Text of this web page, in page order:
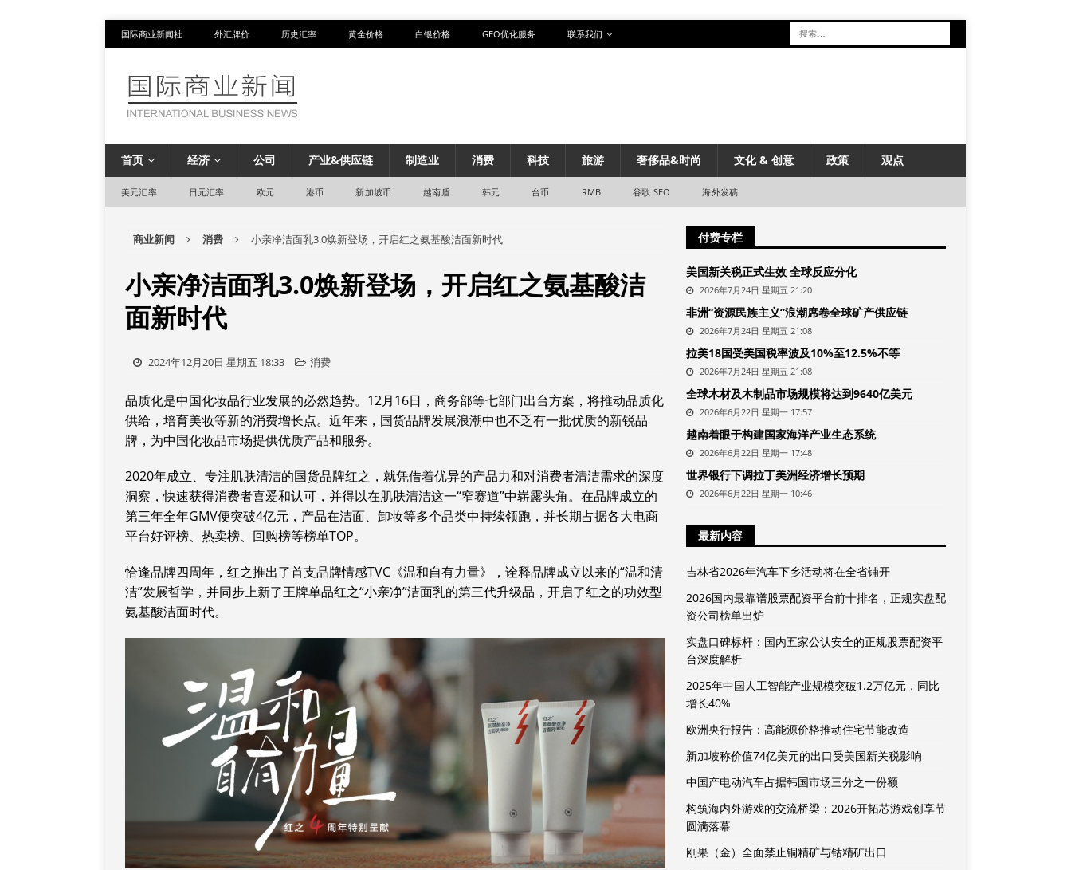
国际商业新闻社 外汇牌价 历史汇率 黄金价格 白银价格 GEO优化服务 联系我们
首页 经济 公司 产业&供应链 制造业 消费 科技 旅游 奢侈品&时尚 文化 & 创意 政策 观点
美元汇率 日元汇率 欧元 港币 新加坡币 越南盾 韩元 台币 RMB 谷歌 SEO 海外发稿
商业新闻 消费 小亲净洁面乳3.0焕新登场，开启红之氨基酸洁面新时代
小亲净洁面乳3.0焕新登场，开启红之氨基酸洁
面新时代
2024年12月20日 星期五 18:33 消费
品质化是中国化妆品行业发展的必然趋势。12月16日，商务部等七部门出台方案，将推动品质化
供给，培育美妆等新的消费增长点。近年来，国货品牌发展浪潮中也不乏有一批优质的新锐品
牌，为中国化妆品市场提供优质产品和服务。
2020年成立、专注肌肤清洁的国货品牌红之，就凭借着优异的产品力和对消费者清洁需求的深度
洞察，快速获得消费者喜爱和认可，并得以在肌肤清洁这一“窄赛道”中崭露头角。在品牌成立的
第三年全年GMV便突破4亿元，产品在洁面、卸妆等多个品类中持续领跑，并长期占据各大电商
平台好评榜、热卖榜、回购榜等榜单TOP。
恰逢品牌四周年，红之推出了首支品牌情感TVC《温和自有力量》，诠释品牌成立以来的“温和清
洁”发展哲学，并同步上新了王牌单品红之“小亲净”洁面乳的第三代升级品，开启了红之的功效型
氨基酸洁面时代。
付费专栏
美国新关税正式生效 全球反应分化
2026年7月24日 星期五 21:20
非洲“资源民族主义”浪潮席卷全球矿产供应链
2026年7月24日 星期五 21:08
拉美18国受美国税率波及10%至12.5%不等
2026年7月24日 星期五 21:08
全球木材及木制品市场规模将达到9640亿美元
2026年6月22日 星期一 17:57
越南着眼于构建国家海洋产业生态系统
2026年6月22日 星期一 17:48
世界银行下调拉丁美洲经济增长预期
2026年6月22日 星期一 10:46
最新内容
吉林省2026年汽车下乡活动将在全省铺开
2026国内最靠谱股票配资平台前十排名，正规实盘配
资公司榜单出炉
实盘口碑标杆：国内五家公认安全的正规股票配资平
台深度解析
2025年中国人工智能产业规模突破1.2万亿元，同比
增长40%
欧洲央行报告：高能源价格推动住宅节能改造
新加坡称价值74亿美元的出口受美国新关税影响
中国产电动汽车占据韩国市场三分之一份额
构筑海内外游戏的交流桥梁：2026开拓芯游戏创享节
圆满落幕
刚果（金）全面禁止铜精矿与钴精矿出口